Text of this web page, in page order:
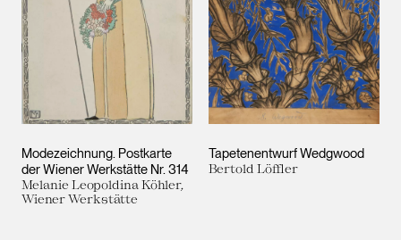
Modezeichnung. Postkarte
der Wiener Werkstätte Nr. 314
Melanie Leopoldina Köhler,
Wiener Werkstätte
Tapetenentwurf Wedgwood
Bertold Löffler